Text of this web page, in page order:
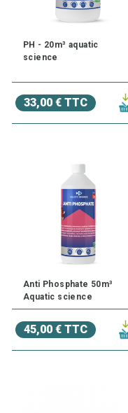
PH - 20m³ aquatic
science
33,00 € TTC
Anti Phosphate 50m³
Aquatic science
45,00 € TTC